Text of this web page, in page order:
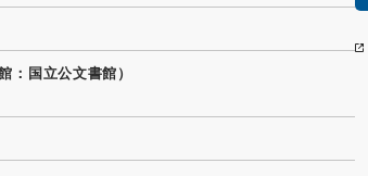
：国立公文書館）